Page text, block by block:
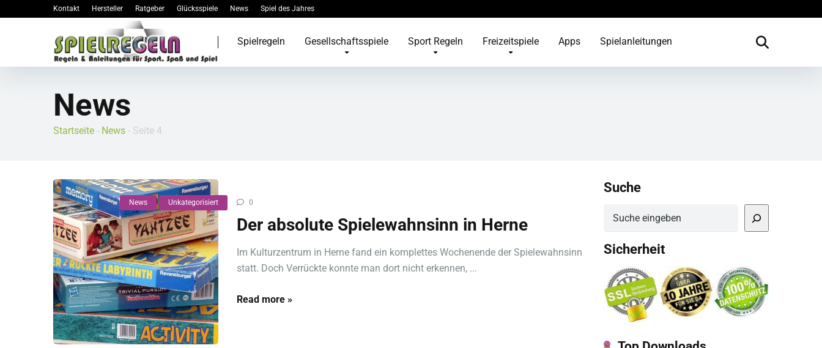
Kontakt Hersteller Ratgeber Glücksspiele News Spiel des Jahres
Spielregeln Gesellschaftsspiele Sport Regeln Freizeitspiele Apps Spielanleitungen
News
Startseite - News - Seite 4
News Unkategorisiert 0
Der absolute Spielewahnsinn in Herne
Im Kulturzentrum in Herne fand ein komplettes Wochenende der Spielewahnsinn
statt. Doch Verrückte konnte man dort nicht erkennen, ...
Read more »
Suche
Sicherheit